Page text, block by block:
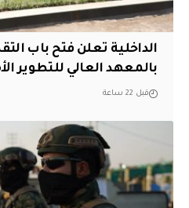
بالمعهد العالي للتطوير
قبل 22 ساعة